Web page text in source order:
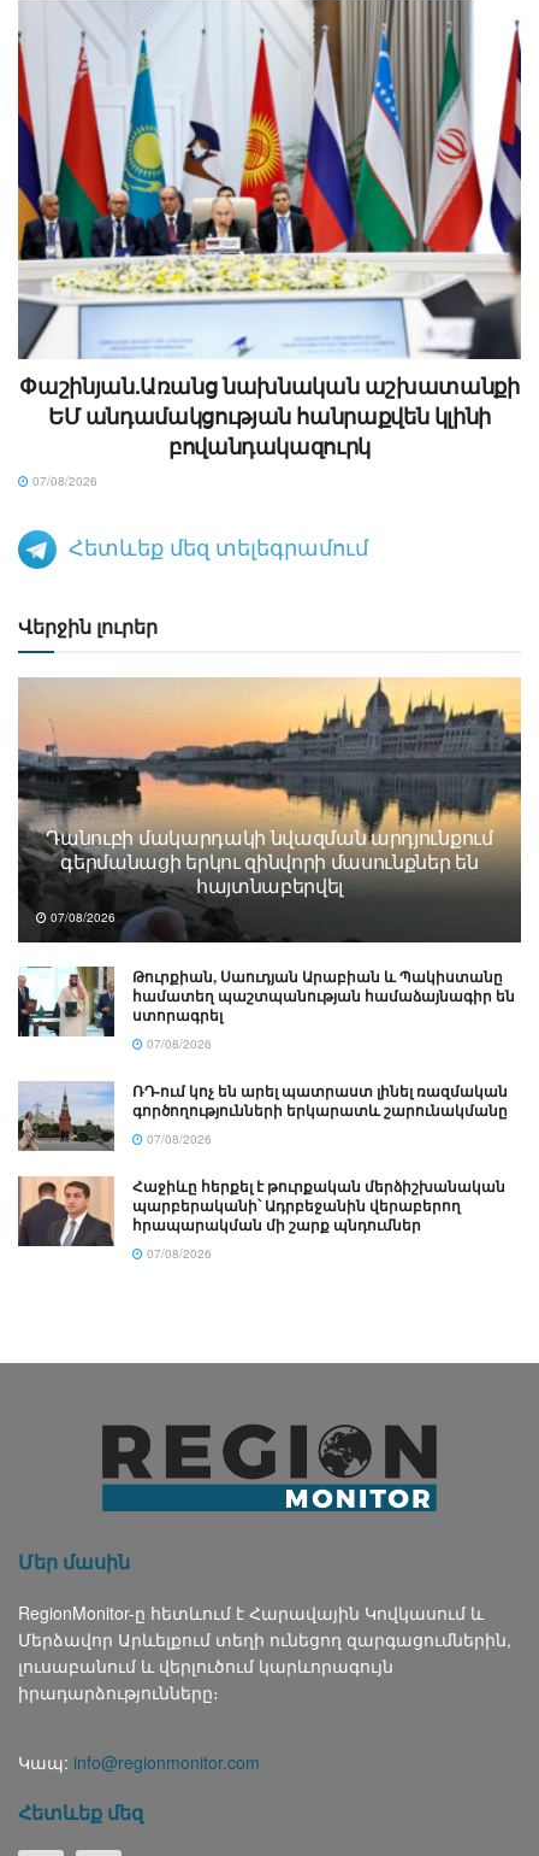
Փաշինյան.Առանց նախնական աշխատանքի
ԵՄ անդամակցության հանրաքվեն կլինի
բովանդակազուրկ
07/08/2026
Հետևեք մեզ տելեգրամում
Վերջին լուրեր
Դանուբի մակարդակի նվազման արդյունքում
գերմանացի երկու զինվորի մասունքներ են
հայտնաբերվել
07/08/2026
Թուրքիան, Սաուդյան Արաբիան և Պակիստանը
համատեղ պաշտպանության համաձայնագիր են
ստորագրել
07/08/2026
ՌԴ-ում կոչ են արել պատրաստ լինել ռազմական
գործողությունների երկարատև շարունակմանը
07/08/2026
Հաջիևը հերքել է թուրքական մերձիշխանական
պարբերականի՝ Ադրբեջանին վերաբերող
հրապարակման մի շարք պնդումներ
07/08/2026
Մեր մասին
RegionMonitor-ը հետևում է Հարավային Կովկասում և
Մերձավոր Արևելքում տեղի ունեցող զարգացումներին,
լուսաբանում և վերլուծում կարևորագույն
իրադարձությունները։
Կապ: info@regionmonitor.com
Հետևեք մեզ